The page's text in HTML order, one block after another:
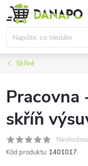
Přejít
na
obsah
Skříně
skříň
Kód produktu: 1401017